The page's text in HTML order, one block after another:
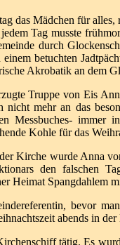
das Mädchen für alles,
Tag musste
durch
betuchten
Akrobatik an dem
Truppe von Eis
nicht mehr an das
Messbuches- immer
Kohle für das
Kirche wurde Anna
den falschen
Heimat Spangdahlem
bevor
abends in
tätig. Es